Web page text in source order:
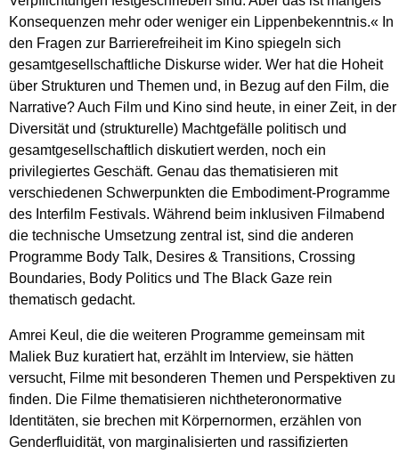
Konsequenzen mehr oder weniger ein Lippenbekenntnis.« In
den Fragen zur Barrierefreiheit im Kino spiegeln sich
gesamtgesellschaftliche Diskurse wider. Wer hat die Hoheit
über Strukturen und Themen und, in Bezug auf den Film, die
Narrative? Auch Film und Kino sind heute, in einer Zeit, in der
Diversität und (strukturelle) Machtgefälle politisch und
gesamtgesellschaftlich diskutiert werden, noch ein
privilegiertes Geschäft. Genau das thematisieren mit
verschiedenen Schwerpunkten die Embodiment-Programme
des Interfilm Festivals. Während beim inklusiven Filmabend
die technische Umsetzung zentral ist, sind die anderen
Programme Body Talk, Desires & Transitions, Crossing
Boundaries, Body Politics und The Black Gaze rein
thematisch gedacht.
Amrei Keul, die die weiteren Programme gemeinsam mit
Maliek Buz kuratiert hat, erzählt im Interview, sie hätten
versucht, Filme mit besonderen Themen und Perspektiven zu
finden. Die Filme thematisieren ­nichtheteronormative
Identitäten, sie brechen mit Körpernormen, erzählen von
Genderfluidität, von marginalisierten und rassifizierten